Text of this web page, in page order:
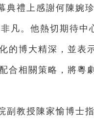
典禮上感謝何陳婉
凡。他熱切期待中
的博大精深，並表
合相關策略，將粵
副教授陳家愉博士